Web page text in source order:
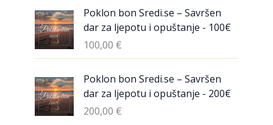
Poklon bon Sredi.se – Savršen
dar za ljepotu i opuštanje - 100€
100,00 €
Poklon bon Sredi.se – Savršen
dar za ljepotu i opuštanje - 200€
200,00 €